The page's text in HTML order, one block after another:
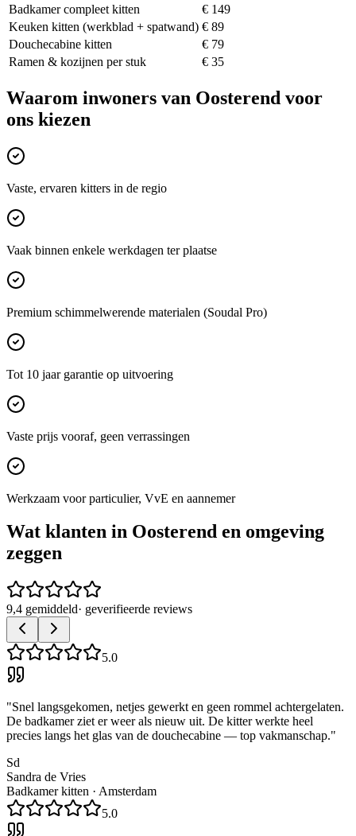
Badkamer compleet kitten
€ 149
Keuken kitten (werkblad + spatwand) € 89
Douchecabine kitten
€ 79
Ramen & kozijnen per stuk
€ 35
Waarom inwoners van Oosterend voor
ons kiezen
Vaste, ervaren kitters in de regio
Vaak binnen enkele werkdagen ter plaatse
Premium schimmelwerende materialen (Soudal Pro)
Tot 10 jaar garantie op uitvoering
Vaste prijs vooraf, geen verrassingen
Werkzaam voor particulier, VvE en aannemer
Wat klanten in Oosterend en omgeving
zeggen
9,4 gemiddeld· geverifieerde reviews
5.0
"Snel langsgekomen, netjes gewerkt en geen rommel achtergelaten.
De badkamer ziet er weer als nieuw uit. De kitter werkte heel
precies langs het glas van de douchecabine — top vakmanschap."
Sd
Sandra de Vries
Badkamer kitten · Amsterdam
5.0